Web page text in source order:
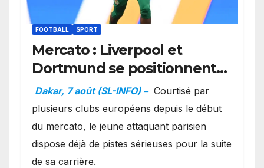
FOOTBALL SPORT
Mercato : Liverpool et
Dortmund se positionnent
en favoris pour recruter
Ibrahim Mbaye
Dakar, 7 août (SL-INFO) – Courtisé par
plusieurs clubs européens depuis le début
du mercato, le jeune attaquant parisien
dispose déjà de pistes sérieuses pour la suite
de sa carrière.